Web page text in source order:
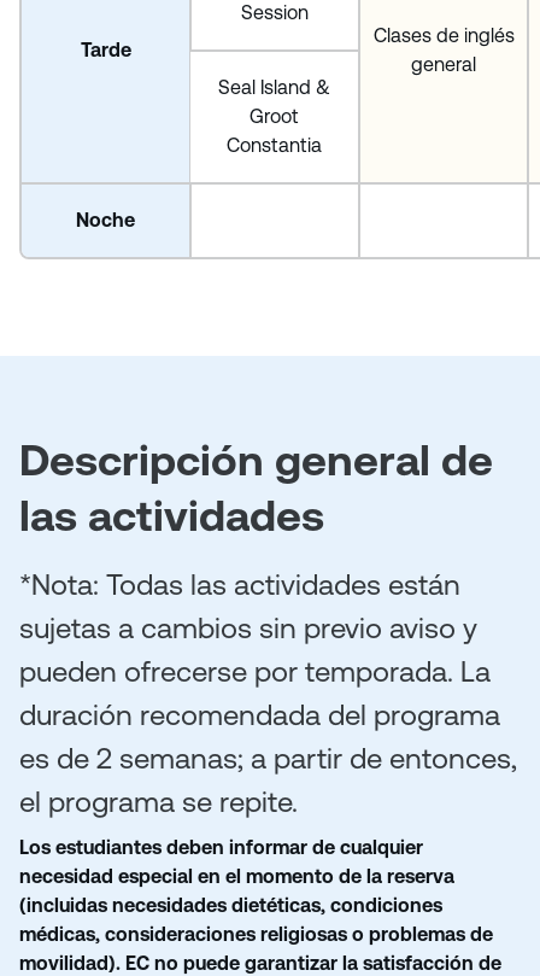
Tarde
Session
Clases de inglés
general
Seal Island &
Groot
Constantia
Noche
Descripción general de
las actividades
*Nota: Todas las actividades están
sujetas a cambios sin previo aviso y
pueden ofrecerse por temporada. La
duración recomendada del programa
es de 2 semanas; a partir de entonces,
el programa se repite.
Los estudiantes deben informar de cualquier
necesidad especial en el momento de la reserva
(incluidas necesidades dietéticas, condiciones
médicas, consideraciones religiosas o problemas de
movilidad). EC no puede garantizar la satisfacción de